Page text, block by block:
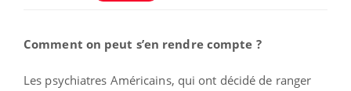
Comment on peut s’en rendre compte ?
Les psychiatres Américains, qui ont décidé de ranger